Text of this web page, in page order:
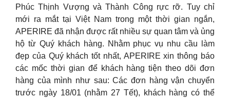
Phúc Thịnh Vượng và Thành Công rực rỡ. Tuy chỉ
mới ra mắt tại Việt Nam trong một thời gian ngắn,
APERIRE đã nhận được rất nhiều sự quan tâm và ủng
hộ từ Quý khách hàng. Nhằm phục vụ nhu cầu làm
đẹp của Quý khách tốt nhất, APERIRE xin thông báo
các mốc thời gian để khách hàng tiện theo dõi đơn
hàng của mình như sau: Các đơn hàng vận chuyển
trước ngày 18/01 (nhằm 27 Tết), khách hàng có thể